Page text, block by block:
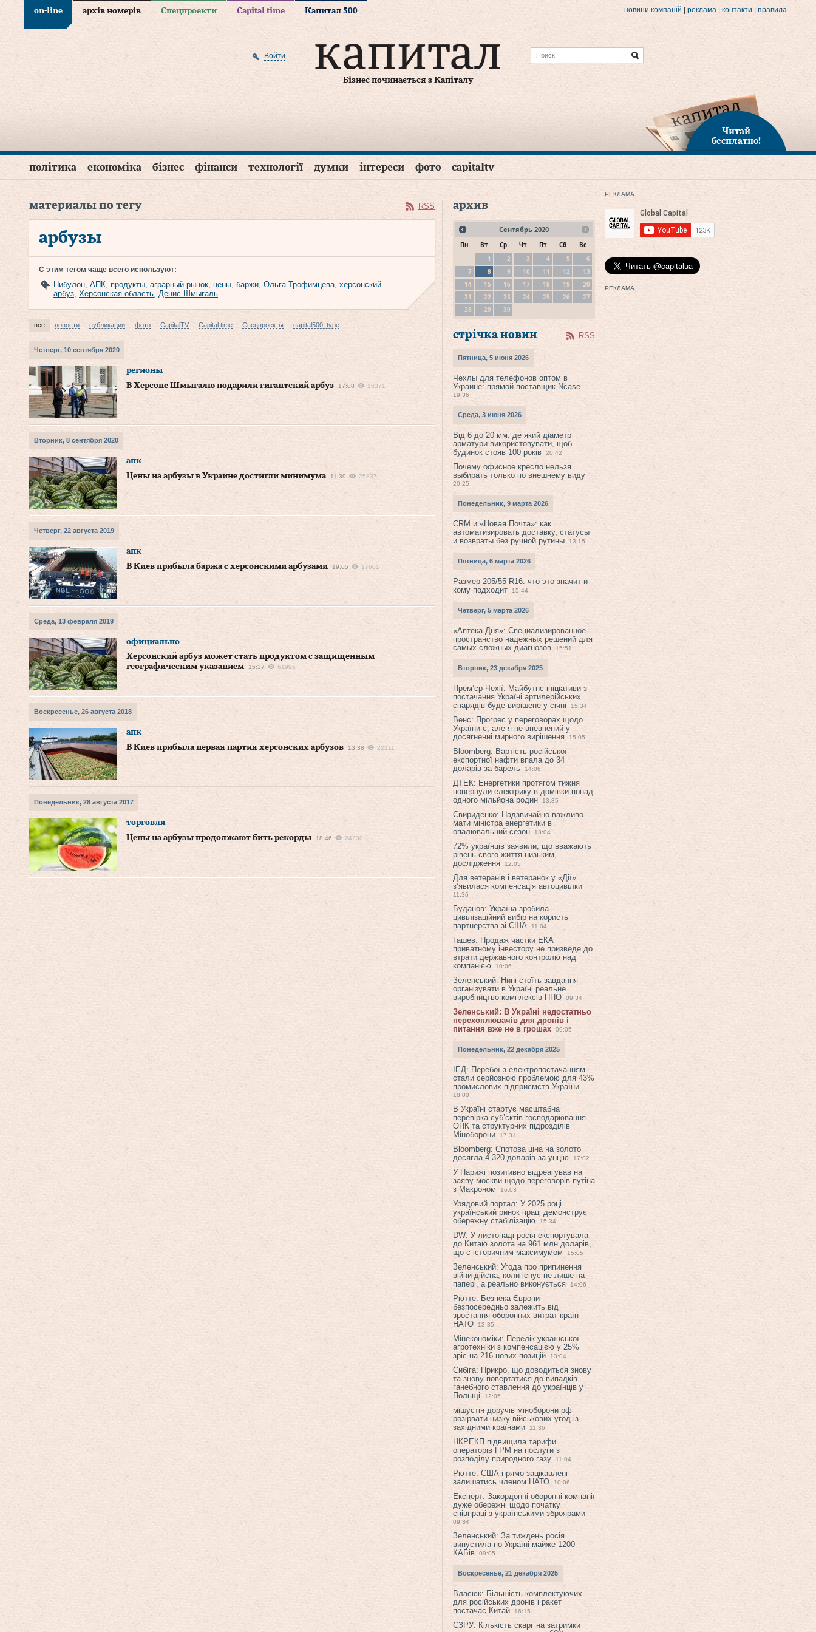
on-line архів номерів Спецпроекти Capital time Капитал 500 новини компаній реклама контакти правила
Бізнес починається з Капіталу
Войти
Читай
бесплатно!
політика економіка бізнес фінанси технології думки інтереси фото capitaltv
материалы по тегу RSS
арбузы
С этим тегом чаще всего используют:
Нибулон, АПК, продукты, аграрный рынок, цены, баржи, Ольга Трофимцева, херсонский
арбуз, Херсонская область, Денис Шмыгаль
все новости публикации фото CapitalTV Capital time Спецпроекты capital500_type
Четверг, 10 сентября 2020
регионы
В Херсоне Шмыгалю подарили гигантский арбуз
17:08 16371
Вторник, 8 сентября 2020
апк
Цены на арбузы в Украине достигли минимума
11:39 25837
Четверг, 22 августа 2019
апк
В Киев прибыла баржа с херсонскими арбузами
19:05 17601
Среда, 13 февраля 2019
официально
Херсонский арбуз может стать продуктом с защищенным
географическим указанием
15:37 61996
Воскресенье, 26 августа 2018
апк
В Киев прибыла первая партия херсонских арбузов
13:38 22211
Понедельник, 28 августа 2017
торговля
Цены на арбузы продолжают бить рекорды
18:46 24230
архив
Сентябрь 2020
Пн Вт Ср Чт Пт Сб
Вс
1
2 3 4 5
6
7
8 9 10 11 12
13
14
15 16 17 18 19
20
21
22 23 24 25 26
27
28
29 30
стрічка новин RSS
Пятница, 5 июня 2026
Чехлы для телефонов оптом в
Украине: прямой поставщик Ncase
19:36
Среда, 3 июня 2026
Від 6 до 20 мм: де який діаметр
арматури використовувати, щоб
будинок стояв 100 років
20:42
Почему офисное кресло нельзя
выбирать только по внешнему виду
20:25
Понедельник, 9 марта 2026
CRM и «Новая Почта»: как
автоматизировать доставку, статусы
и возвраты без ручной рутины
13:15
Пятница, 6 марта 2026
Размер 205/55 R16: что это значит и
кому подходит
15:44
Четверг, 5 марта 2026
«Аптека Дня»: Специализированное
пространство надежных решений для
самых сложных диагнозов
15:51
Вторник, 23 декабря 2025
Прем’єр Чехії: Майбутнє ініціативи з
постачання Україні артилерійських
снарядів буде вирішене у січні
15:34
Венс: Прогрес у переговорах щодо
України є, але я не впевнений у
досягненні мирного вирішення
15:05
Bloomberg: Вартість російської
експортної нафти впала до 34
доларів за барель
14:06
ДТЕК: Енергетики протягом тижня
повернули електрику в домівки понад
одного мільйона родин
13:35
Свириденко: Надзвичайно важливо
мати міністра енергетики в
опалювальний сезон
13:04
72% українців заявили, що вважають
рівень свого життя низьким, -
дослідження
12:05
Для ветеранів і ветеранок у «Дії»
з’явилася компенсація автоцивілки
11:36
Буданов: Україна зробила
цивілізаційний вибір на користь
партнерства зі США
11:04
Гашев: Продаж частки ЕКА
приватному інвестору не призведе до
втрати державного контролю над
компанією
10:06
Зеленський: Нині стоїть завдання
організувати в Україні реальне
виробництво комплексів ППО
09:34
Зеленський: В Україні недостатньо
перехоплювачів для дронів і
питання вже не в грошах
09:05
Понедельник, 22 декабря 2025
ІЕД: Перебої з електропостачанням
стали серйозною проблемою для 43%
промислових підприємств України
18:00
В Україні стартує масштабна
перевірка суб’єктів господарювання
ОПК та структурних підрозділів
Міноборони
17:31
Bloomberg: Спотова ціна на золото
досягла 4 320 доларів за унцію
17:02
У Парижі позитивно відреагував на
заяву москви щодо переговорів путіна
з Макроном
16:03
Урядовий портал: У 2025 році
український ринок праці демонструє
обережну стабілізацію
15:34
DW: У листопаді росія експортувала
до Китаю золота на 961 млн доларів,
що є історичним максимумом
15:05
Зеленський: Угода про припинення
війни дійсна, коли існує не лише на
папері, а реально виконується
14:06
Рютте: Безпека Європи
безпосередньо залежить від
зростання оборонних витрат країн
НАТО
13:35
Мінекономіки: Перелік української
агротехніки з компенсацією у 25%
зріс на 216 нових позицій
13:04
Сибіга: Прикро, що доводиться знову
та знову повертатися до випадків
ганебного ставлення до українців у
Польщі
12:05
мішустін доручів міноборони рф
розірвати низку військових угод із
західними країнами
11:36
НКРЕКП підвищила тарифи
операторів ГРМ на послуги з
розподілу природного газу
11:04
Рютте: США прямо зацікавлені
залишатись членом НАТО
10:06
Експерт: Закордонні оборонні компанії
дуже обережні щодо початку
співпраці з українськими зброярами
09:34
Зеленський: За тиждень росія
випустила по Україні майже 1200
КАБів
09:05
Воскресенье, 21 декабря 2025
Власюк: Більшість комплектуючих
для російських дронів і ракет
постачає Китай
16:15
СЗРУ: Кількість скарг на затримки
РЕКЛАМА
РЕКЛАМА